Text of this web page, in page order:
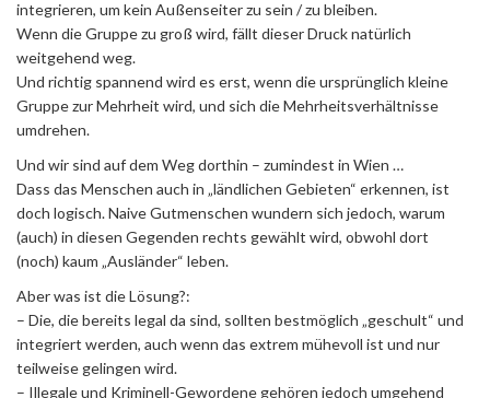
integrieren, um kein Außenseiter zu sein / zu bleiben.
Wenn die Gruppe zu groß wird, fällt dieser Druck natürlich
weitgehend weg.
Und richtig spannend wird es erst, wenn die ursprünglich kleine
Gruppe zur Mehrheit wird, und sich die Mehrheitsverhältnisse
umdrehen.
Und wir sind auf dem Weg dorthin – zumindest in Wien …
Dass das Menschen auch in „ländlichen Gebieten“ erkennen, ist
doch logisch. Naive Gutmenschen wundern sich jedoch, warum
(auch) in diesen Gegenden rechts gewählt wird, obwohl dort
(noch) kaum „Ausländer“ leben.
Aber was ist die Lösung?:
– Die, die bereits legal da sind, sollten bestmöglich „geschult“ und
integriert werden, auch wenn das extrem mühevoll ist und nur
teilweise gelingen wird.
– Illegale und Kriminell-Gewordene gehören jedoch umgehend